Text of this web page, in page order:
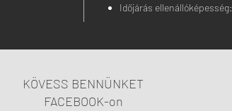
Időjárás ellenállóképesség:
KÖVESS BENNÜNKET
FACEBOOK-on